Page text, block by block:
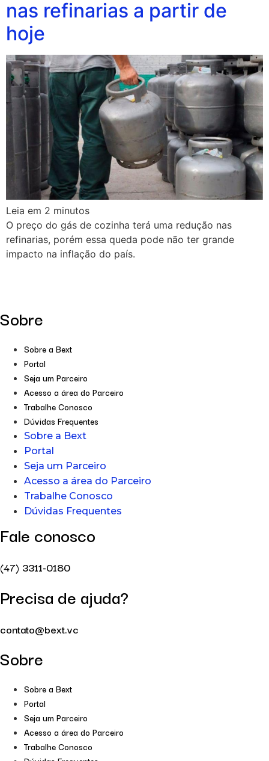
nas refinarias a partir de
hoje
Leia em 2 minutos
O preço do gás de cozinha terá uma redução nas
refinarias, porém essa queda pode não ter grande
impacto na inflação do país.
Sobre
Sobre a Bext
Portal
Seja um Parceiro
Acesso a área do Parceiro
Trabalhe Conosco
Dúvidas Frequentes
Sobre a Bext
Portal
Seja um Parceiro
Acesso a área do Parceiro
Trabalhe Conosco
Dúvidas Frequentes
Fale conosco
(47) 3311-0180
Precisa de ajuda?
contato@bext.vc
Sobre
Sobre a Bext
Portal
Seja um Parceiro
Acesso a área do Parceiro
Trabalhe Conosco